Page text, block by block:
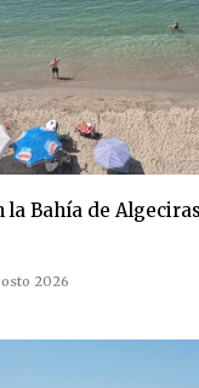
la Bahía de
2026